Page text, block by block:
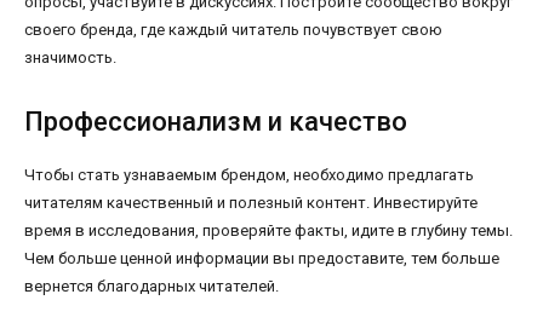
своего бренда, где каждый читатель почувствует свою
значимость.
Профессионализм и качество
Чтобы стать узнаваемым брендом, необходимо предлагать
читателям качественный и полезный контент. Инвестируйте
время в исследования, проверяйте факты, идите в глубину темы.
Чем больше ценной информации вы предоставите, тем больше
вернется благодарных читателей.